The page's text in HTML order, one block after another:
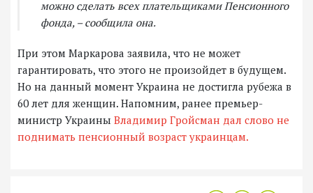
можно сделать всех плательщиками Пенсионного
фонда, – сообщила она.
При этом Маркарова заявила, что не может
гарантировать, что этого не произойдет в будущем.
Но на данный момент Украина не достигла рубежа в
60 лет для женщин. Напомним, ранее премьер-
министр Украины Владимир Гройсман дал слово не
поднимать пенсионный возраст украинцам.